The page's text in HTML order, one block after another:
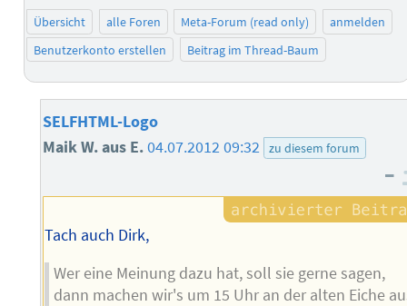
Übersicht alle Foren Meta-Forum (read only)
anmelden
Benutzerkonto erstellen
Beitrag im Thread-Baum
SELFHTML-Logo
Maik W. aus E.04.07.2012 09:32 zu diesem forum
–
Tach auch Dirk,
Wer eine Meinung dazu hat, soll sie gerne sagen,
dann machen wir's um 15 Uhr an der alten Eiche